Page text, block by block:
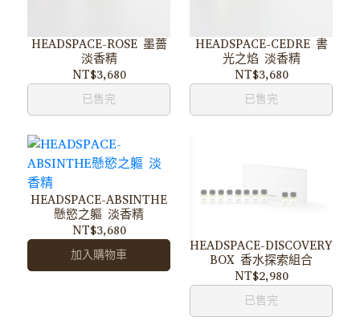
HEADSPACE-ROSE 墨薔
淡香精
NT$3,680
已售完
HEADSPACE-CEDRE 書
光之焰 淡香精
NT$3,680
已售完
HEADSPACE-ABSINTHE
懸慾之軀 淡香精
NT$3,680
加入購物車
HEADSPACE-DISCOVERY
BOX 香水探索組合
NT$2,980
已售完